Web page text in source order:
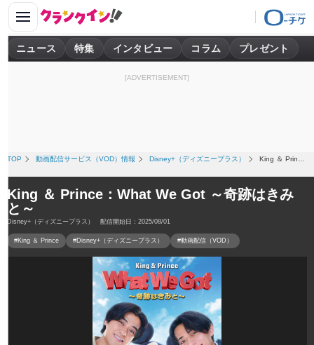
ニュース 特集 インタビュー コラム プレゼント
[ADVERTISEMENT]
TOP 動画配信サービス（VOD）情報 Disney+（ディズニープラス）
King ＆ Prince：What We Got ～奇跡はきみ
と～
Disney+（ディズニープラス） 配信開始日：2025/08/01
#King ＆ Prince #Disney+（ディズニープラス） #動画配信（VOD）